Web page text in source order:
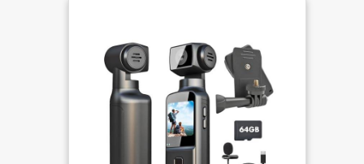
luminosité grâce à la fonction de vision nocturne
IR. Le HD camescope 8k est équipé d'une lumière
d'appoint intégrée et fonctionne bien même dans
des conditions de faible luminosité. Il offre
également une variété d'options de filtrage pour
améliorer l'attrait visuel et vous permet de créer
facilement des œuvres époustouflantes. 【WiFi &
Webcam & Sortie HD】Téléchargez l'application
"Hello Cam" sur votre téléphone pour contrôler la
8k camera video, enregistrer des vidéos ou des